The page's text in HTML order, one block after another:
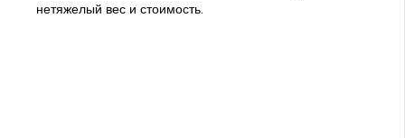
нетяжелый вес и стоимость.